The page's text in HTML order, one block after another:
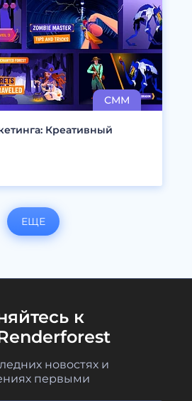
Креативный
ЕЩЕ
к
новостях и
первыми